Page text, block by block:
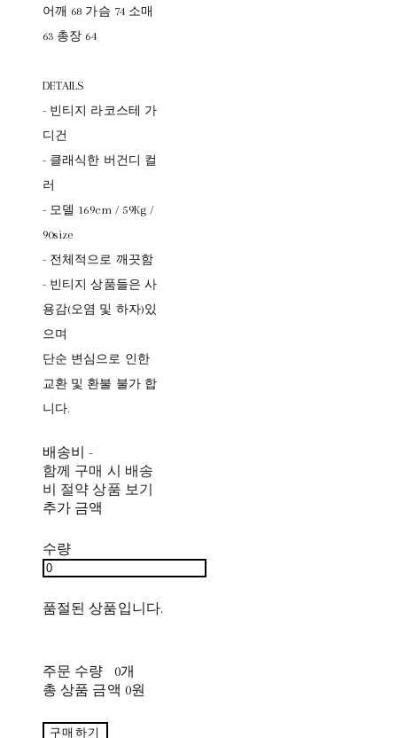
어깨 68 가슴 74 소매
63 총장 64
DETAILS
- 빈티지 라코스테 가
디건
- 클래식한 버건디 컬
러
- 모델 169cm / 59Kg /
90size
- 전체적으로 깨끗함
- 빈티지 상품들은 사
용감(오염 및 하자)있
으며
단순 변심으로 인한
교환 및 환불 불가 합
니다.
배송비-
함께 구매 시 배송
비 절약 상품 보기
추가 금액
수량
품절된 상품입니다.
주문 수량
0개
총 상품 금액 0원
구매하기